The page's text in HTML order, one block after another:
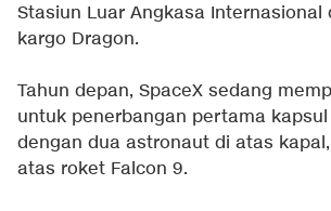
Stasiun Luar Angkasa Internasional
kargo Dragon.
Tahun depan, SpaceX sedang
untuk penerbangan pertama kapsul
dengan dua astronaut di atas
atas roket Falcon 9.